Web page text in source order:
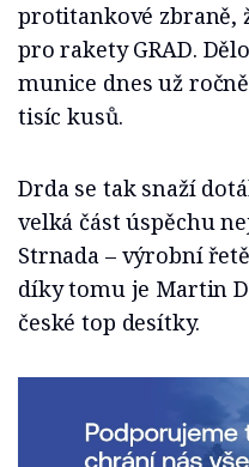
protitankové zbraně,
pro rakety GRAD.
munice dnes už
tisíc kusů.
Drda se tak snaží
velká část úspěchu
Strnada – výrobní
díky tomu je Martin
české top desítky.